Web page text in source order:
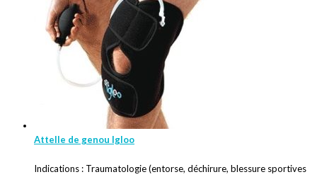
Attelle de genou Igloo
Indications : Traumatologie (entorse, déchirure, blessure sportives